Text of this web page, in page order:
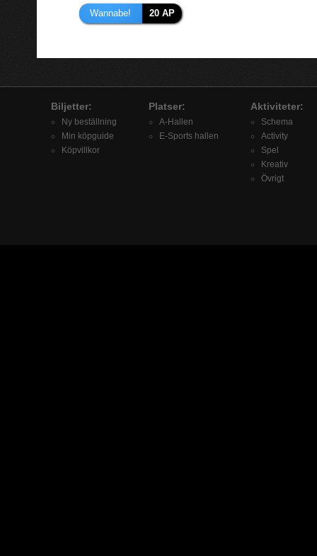
Wannabe! 20 AP
Biljetter:
Ny beställning
Min köpguide
Köpvillkor
Platser:
A-Hallen
E-Sports hallen
Aktiviteter:
Schema
Activity
Spel
Kreativ
Övrigt